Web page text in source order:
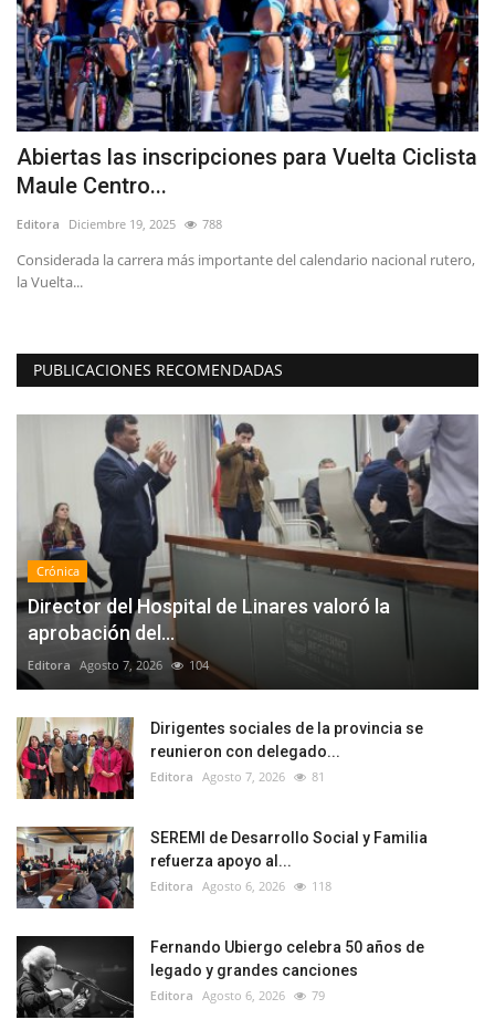
Abiertas las inscripciones para Vuelta Ciclista
Maule Centro...
Editora Diciembre 19, 2025 788
Considerada la carrera más importante del calendario nacional rutero,
la Vuelta...
PUBLICACIONES RECOMENDADAS
Crónica
Director del Hospital de Linares valoró la
aprobación del...
Editora Agosto 7, 2026 104
Dirigentes sociales de la provincia se
reunieron con delegado...
Editora Agosto 7, 2026 81
SEREMI de Desarrollo Social y Familia
refuerza apoyo al...
Editora Agosto 6, 2026 118
Fernando Ubiergo celebra 50 años de
legado y grandes canciones
Editora Agosto 6, 2026 79